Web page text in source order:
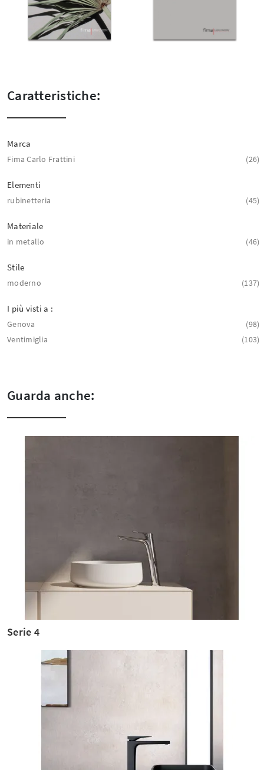
Caratteristiche:
Marca
Fima Carlo Frattini 26
Elementi
rubinetteria 45
Materiale
in metallo 46
Stile
moderno 137
I più visti a :
Genova
98
Ventimiglia
103
Guarda anche:
Serie 4